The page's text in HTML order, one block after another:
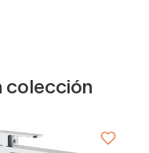
colección